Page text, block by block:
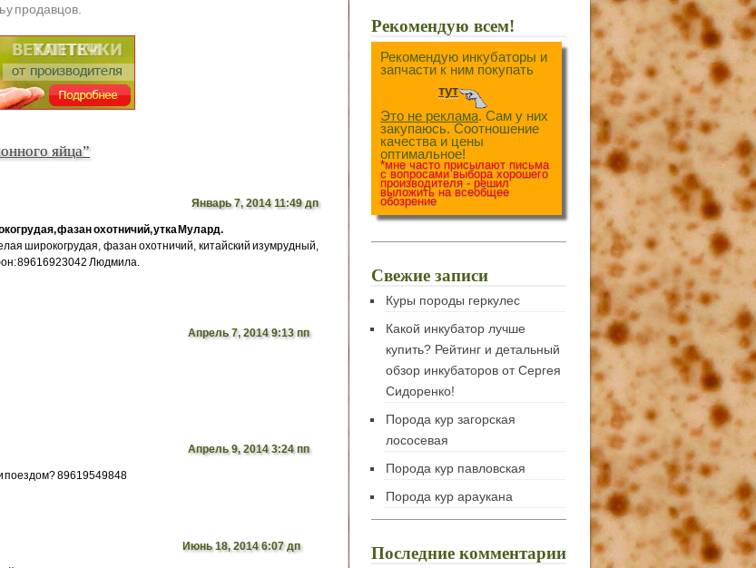
у продавцов.
яйца”
Январь 7, 2014 11:49 дп
фазан охотничий, утка Мулард.
широкогрудая, фазан охотничий, китайский изумрудный,
89616923042 Людмила.
Апрель 7, 2014 9:13 пп
Апрель 9, 2014 3:24 пп
поездом? 89619549848
Июнь 18, 2014 6:07 дп
Рекомендую всем!
Рекомендую инкубаторы и
запчасти к ним покупать
тут
Это не реклама. Сам у них
закупаюсь. Соотношение
качества и цены
оптимальное!
*мне часто присылают письма
с вопросами выбора хорошего
производителя - решил
выложить на всеобщее
обозрение
Свежие записи
Куры породы геркулес
Какой инкубатор лучше
купить? Рейтинг и детальный
обзор инкубаторов от Сергея
Сидоренко!
Порода кур загорская
лососевая
Порода кур павловская
Порода кур араукана
Последние комментарии